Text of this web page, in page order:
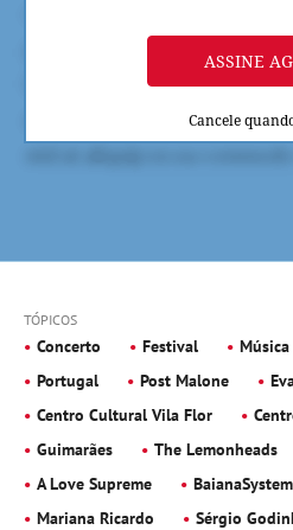
ASSINE
Cancele
TÓPICOS
Concerto Festival
Portugal
Post Malone
Centro Cultural Vila Flor
Guimarães
The Lemonheads
A Love Supreme
BaianaSystem
Mariana Ricardo
Sérgio